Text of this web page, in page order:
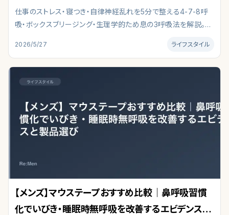
コル
仕事のストレス・寝つき・自律神経乱れを5分で整える4-7-8呼
吸・ボックスブリージング・生理学的ため息の3呼吸法を解説。
2026/5/27 ライフスタイル
【メンズ】マウステープおすすめ比較｜鼻呼吸習慣
化でいびき・睡眠時無呼吸を改善するエビデンスと